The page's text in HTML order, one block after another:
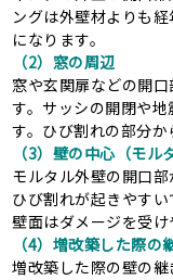
ングは外壁材よりも
になります。
（2）窓の周辺
窓や玄関扉などの開
す。サッシの開閉や
す。ひび割れの部分か
（3）壁の中心（モル
モルタル外壁の開口
ひび割れが起きやす
壁面はダメージを受け
（4）増改築した際の
増改築した際の壁の継